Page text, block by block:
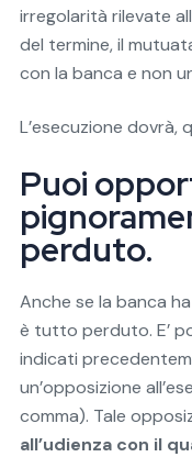
irregolarità rilevate
del termine, il
con la banca e non
L’esecuzione dovrà,
Puoi
perduto.
Anche se la banca ha
è tutto perduto. E’
indicati
un’opposizione
comma). Tale
all’udienza con il